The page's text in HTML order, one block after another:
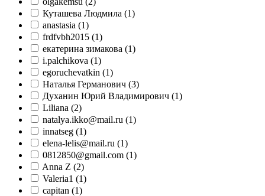
Куташева Людмила (1)
anastasia (1)
frdfvbh2015 (1)
екатерина зимакова (1)
i.palchikova (1)
egoruchevatkin (1)
Наталья Германович (3)
Духанин Юрий Владимирович (1)
Liliana (2)
natalya.ikko@mail.ru (1)
innatseg (1)
elena-lelis@mail.ru (1)
0812850@gmail.com (1)
Anna Z (2)
Valeria1 (1)
capitan (1)